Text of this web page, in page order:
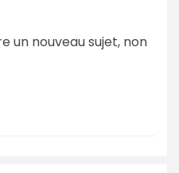
un nouveau sujet, non